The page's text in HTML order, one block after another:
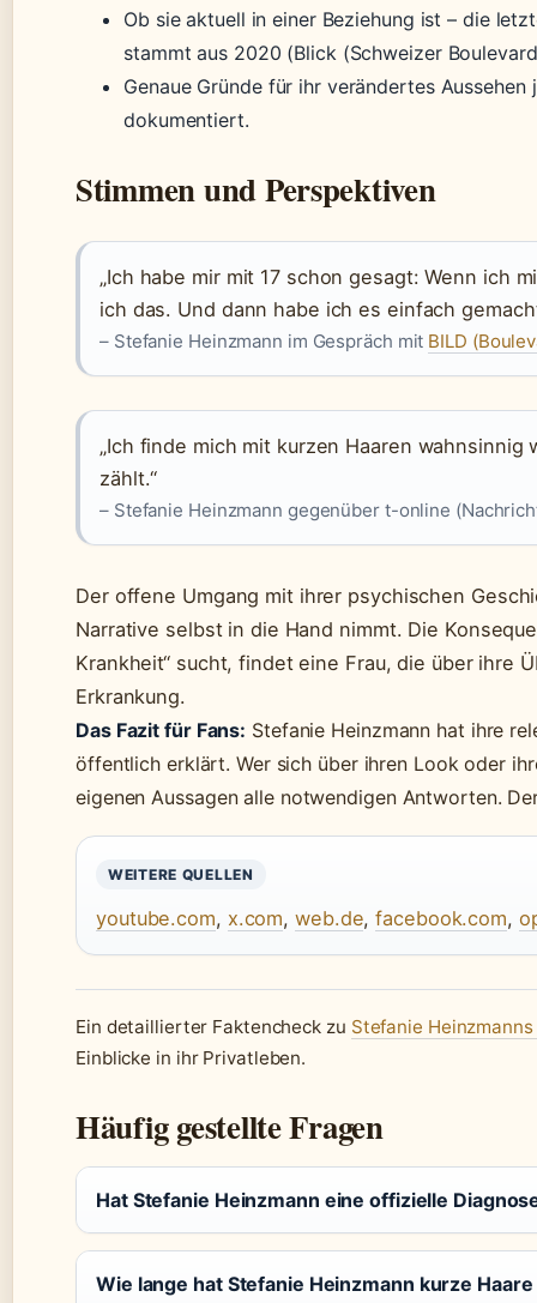
Ob sie aktuell in einer Beziehung ist – die
stammt aus 2020 (Blick (Schweizer
Genaue Gründe für ihr verändertes
dokumentiert.
Stimmen und Perspektiven
„Ich habe mir mit 17 schon gesagt: Wenn ich
ich das. Und dann habe ich es einfach
– Stefanie Heinzmann im Gespräch mit BILD
„Ich finde mich mit kurzen Haaren
zählt.“
– Stefanie Heinzmann gegenüber t-online
Der offene Umgang mit ihrer psychischen
Narrative selbst in die Hand nimmt. Die
Krankheit“ sucht, findet eine Frau, die über ihre
Erkrankung.
Das Fazit für Fans: Stefanie Heinzmann hat ihre
öffentlich erklärt. Wer sich über ihren Look oder
eigenen Aussagen alle notwendigen Antworten.
WEITERE QUELLEN
youtube.com, x.com,web.de,facebook.com,
Ein detaillierter Faktencheck zu Stefanie
Einblicke in ihr Privatleben.
Häufig gestellte Fragen
Hat Stefanie Heinzmann eine offizielle
Wie lange hat Stefanie Heinzmann kurze